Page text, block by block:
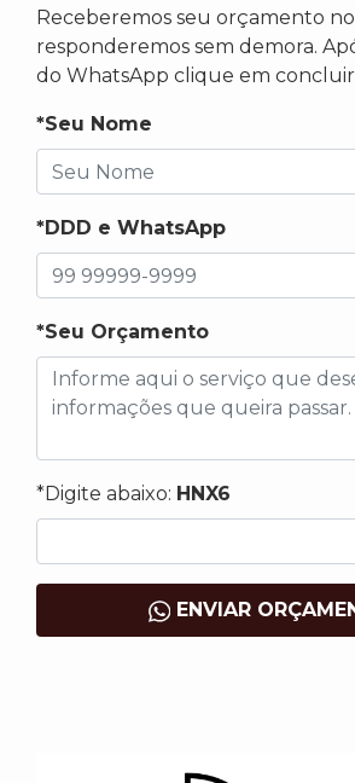
Receberemos seu orçamento
responderemos sem demora.
do WhatsApp clique em concluir
*Seu Nome
*DDD e WhatsApp
*Seu Orçamento
*Digite abaixo: HNX6
ENVIAR